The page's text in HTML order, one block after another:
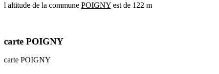
radar
l altitude de la commune POIGNY est de 122 m
carte POIGNY
carte POIGNY